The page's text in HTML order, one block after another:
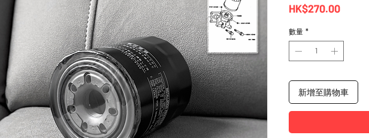
HK$270.00價
數量 *
新增至購物車